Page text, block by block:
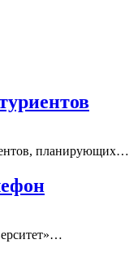
планирующих…